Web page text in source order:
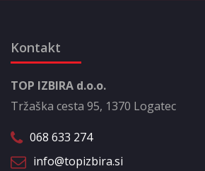
Kontakt
TOP IZBIRA d.o.o.
Tržaška cesta 95, 1370 Logatec
068 633 274
info@topizbira.si